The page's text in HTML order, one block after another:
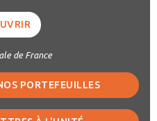
de France
PORTEFEUILLES